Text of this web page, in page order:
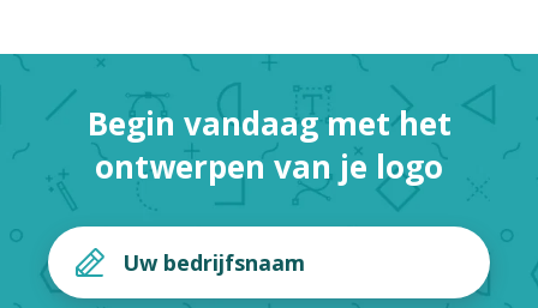
Begin vandaag met het
ontwerpen van je logo